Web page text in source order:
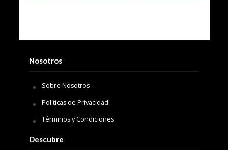
Nosotros
Sobre Nosotros
Políticas de Privacidad
Términos y Condiciones
Descubre